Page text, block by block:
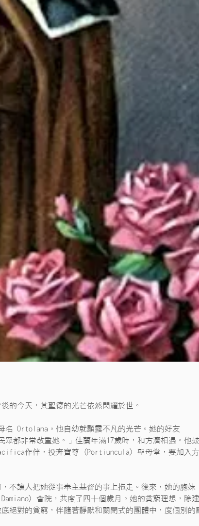
的今天，其聖德的光芒依然閃耀於世。
名 Ortolana。他自幼就顯露不凡的光芒。她的好友
都非常敬重她。」佳蘭年滿17歲時，和方濟相遇。他鼓
作伴，投奔寶尊 (Portiuncula) 聖母堂，要加入
不讓人把她從事奉主基督的事上拖走。後來，她的胞妹
會院，共度了四十個歲月。她的貧窮理想，除
絕對的貧窮，伴隨著靜默和關閉式的團體中，度個別的